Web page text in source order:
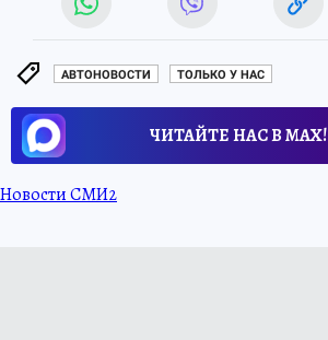
АВТОНОВОСТИ ТОЛЬКО У НАС
ЧИТАЙТЕ НАС В МАХ!
Новости СМИ2